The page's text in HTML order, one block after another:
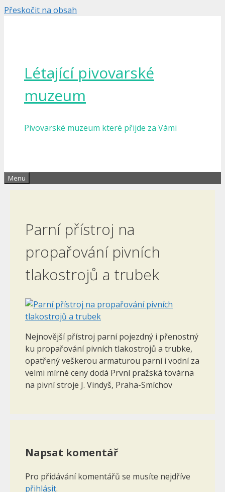
Přeskočit na obsah
Létající pivovarské
muzeum
Pivovarské muzeum které přijde za Vámi
Menu
Parní přístroj na
propařování pivních
tlakostrojů a trubek
Nejnovější přístroj parní pojezdný i přenostný
ku propařování pivních tlakostrojů a trubke,
opatřený veškerou armaturou parní i vodní za
velmi mírné ceny dodá První pražská továrna
na pivní stroje J. Vindyš, Praha-Smíchov
Napsat komentář
Pro přidávání komentářů se musíte nejdříve
přihlásit.